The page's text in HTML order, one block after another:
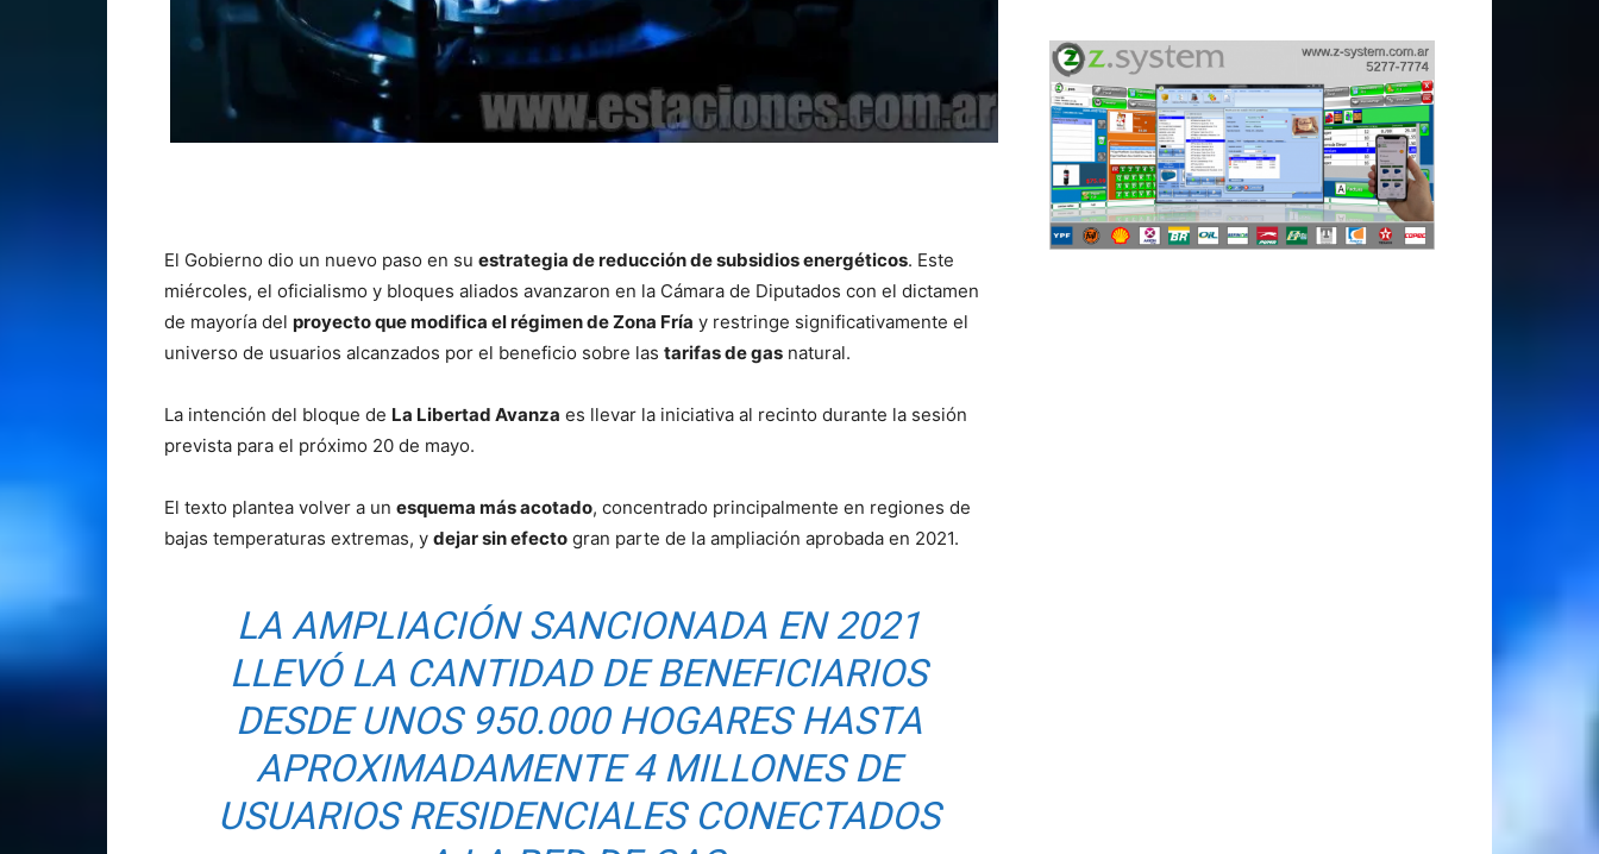
El Gobierno dio un nuevo paso en su estrategia de reducción de subsidios energéticos. Este
miércoles, el oficialismo y bloques aliados avanzaron en la Cámara de Diputados con el dictamen
de mayoría del proyecto que modifica el régimen de Zona Fría y restringe significativamente el
universo de usuarios alcanzados por el beneficio sobre las tarifas de gas natural.
La intención del bloque de La Libertad Avanza es llevar la iniciativa al recinto durante la sesión
prevista para el próximo 20 de mayo.
El texto plantea volver a un esquema más acotado, concentrado principalmente en regiones de
bajas temperaturas extremas, y dejar sin efecto gran parte de la ampliación aprobada en 2021.
LA AMPLIACIÓN SANCIONADA EN 2021
LLEVÓ LA CANTIDAD DE BENEFICIARIOS
DESDE UNOS 950.000 HOGARES HASTA
APROXIMADAMENTE 4 MILLONES DE
USUARIOS RESIDENCIALES CONECTADOS